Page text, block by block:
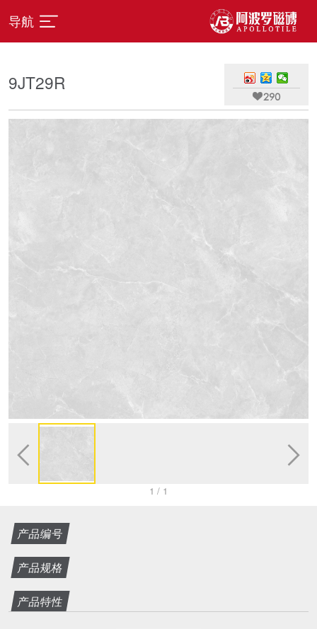
导航
9JT29R
290
 
1 / 1
产品编号
产品规格
产品特性